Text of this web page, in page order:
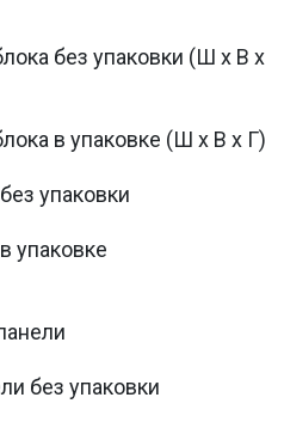
без упаковки (Ш х В х
в упаковке (Ш х В х Г)
упаковки
упаковке
без упаковки